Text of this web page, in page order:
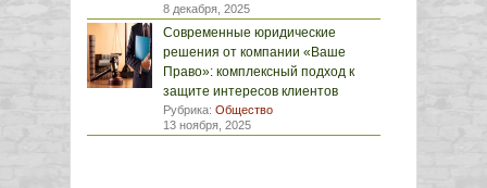
8 декабря, 2025
Современные юридические
решения от компании «Ваше
Право»: комплексный подход к
защите интересов клиентов
Рубрика: Общество
13 ноября, 2025